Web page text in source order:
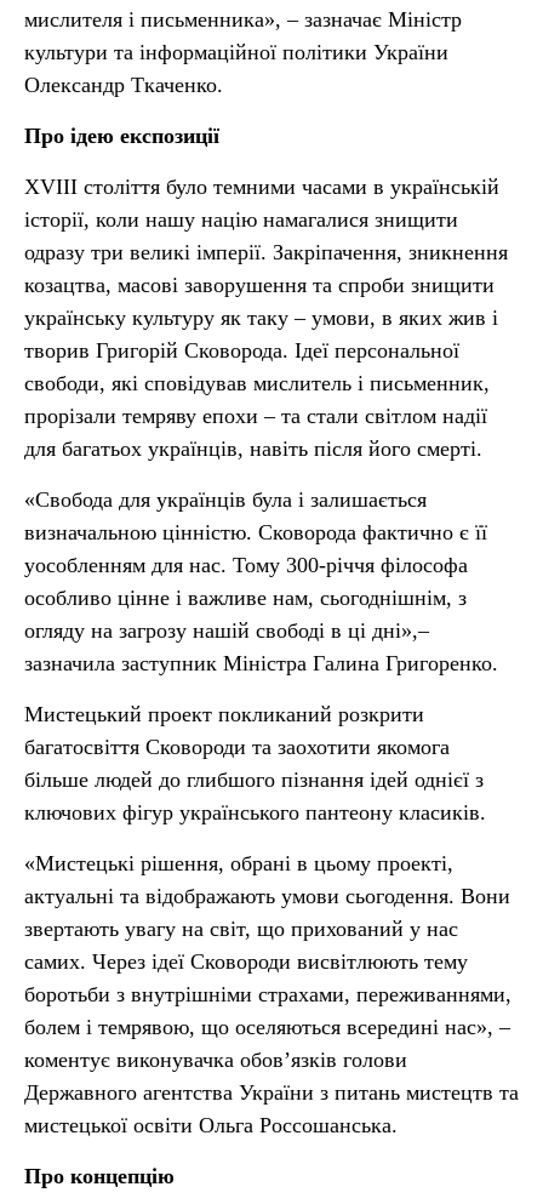
мислителя і письменника», – зазначає Міністр
культури та інформаційної політики України
Олександр Ткаченко.
Про ідею експозиції
XVIII століття було темними часами в українській
історії, коли нашу націю намагалися знищити
одразу три великі імперії. Закріпачення, зникнення
козацтва, масові заворушення та спроби знищити
українську культуру як таку – умови, в яких жив і
творив Григорій Сковорода. Ідеї персональної
свободи, які сповідував мислитель і письменник,
прорізали темряву епохи – та стали світлом надії
для багатьох українців, навіть після його смерті.
«Свобода для українців була і залишається
визначальною цінністю. Сковорода фактично є її
уособленням для нас. Тому 300-річчя філософа
особливо цінне і важливе нам, сьогоднішнім, з
огляду на загрозу нашій свободі в ці дні»,–
зазначила заступник Міністра Галина Григоренко.
Мистецький проект покликаний розкрити
багатосвіття Сковороди та заохотити якомога
більше людей до глибшого пізнання ідей однієї з
ключових фігур українського пантеону класиків.
«Мистецькі рішення, обрані в цьому проекті,
актуальні та відображають умови сьогодення. Вони
звертають увагу на світ, що прихований у нас
самих. Через ідеї Сковороди висвітлюють тему
боротьби з внутрішніми страхами, переживаннями,
болем і темрявою, що оселяються всередині нас», –
коментує виконувачка обов’язків голови
Державного агентства України з питань мистецтв та
мистецької освіти Ольга Россошанська.
Про концепцію